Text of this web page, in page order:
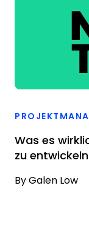
Was es
zu entwickeln
By Galen Low